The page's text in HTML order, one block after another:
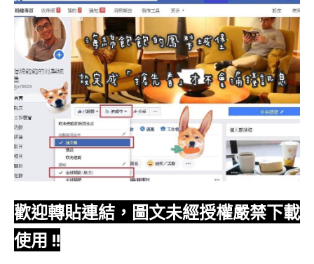
歡迎轉貼連結，圖文未經授權嚴禁下載
使用 !!